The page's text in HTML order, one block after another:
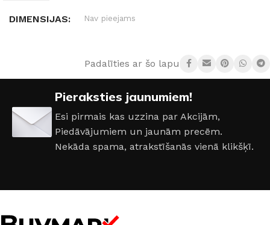
DIMENSIJAS Nav pieejams
GAISMAS PLŪSMA 1620 lm
Padalīties ar šo lapu:
Pieraksties jaunumiem!
Esi pirmais kas uzzina par Akcijām,
Piedāvājumiem un jaunām precēm.
Nekāda spama, atrakstīšanās vienā klikšķī.